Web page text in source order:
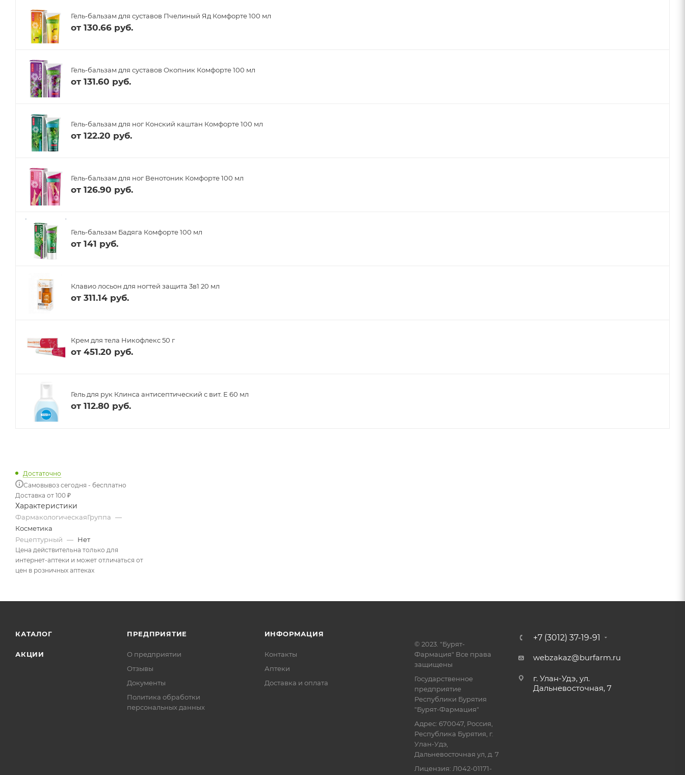
Гель-бальзам для суставов Пчелиный Яд Комфорте 100 мл
от 130.66 руб.
Гель-бальзам для суставов Окопник Комфорте 100 мл
от 131.60 руб.
Гель-бальзам для ног Конский каштан Комфорте 100 мл
от 122.20 руб.
Гель-бальзам для ног Венотоник Комфорте 100 мл
от 126.90 руб.
Гель-бальзам Бадяга Комфорте 100 мл
от 141 руб.
Клавио лосьон для ногтей защита 3в1 20 мл
от 311.14 руб.
Крем для тела Никофлекс 50 г
от 451.20 руб.
Гель для рук Клинса антисептический с вит. Е 60 мл
от 112.80 руб.
Достаточно
Самовывоз сегодня - бесплатно
Доставка от 100 ₽
Характеристики
ФармакологическаяГруппа —
Косметика
Рецептурный — Нет
Цена действительна только для
интернет-аптеки и может отличаться от
цен в розничных аптеках
КАТАЛОГ
АКЦИИ
ПРЕДПРИЯТИЕ
О предприятии
Отзывы
Документы
Политика обработки
персональных данных
ИНФОРМАЦИЯ
Контакты
Аптеки
Доставка и оплата
© 2023. "Бурят-
Фармация" Все права
защищены
Государственное
предприятие
Республики Бурятия
"Бурят-Фармация"
Адрес: 670047, Россия,
Республика Бурятия, г.
Улан-Удэ,
Дальневосточная ул, д. 7
Лицензия: Л042-01171-
+7 (3012) 37-19-91
webzakaz@burfarm.ru
г. Улан-Удэ, ул.
Дальневосточная, 7